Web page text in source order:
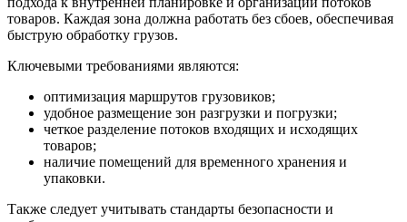
товаров. Каждая зона должна работать без сбоев, обеспечивая
быструю обработку грузов.
Ключевыми требованиями являются:
оптимизация маршрутов грузовиков;
удобное размещение зон разгрузки и погрузки;
четкое разделение потоков входящих и исходящих
товаров;
наличие помещений для временного хранения и
упаковки.
Также следует учитывать стандарты безопасности и